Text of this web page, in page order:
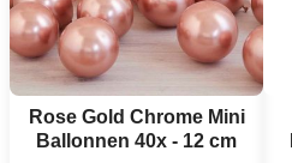
Rose Gold Chrome Mini
Ballonnen 40x - 12 cm